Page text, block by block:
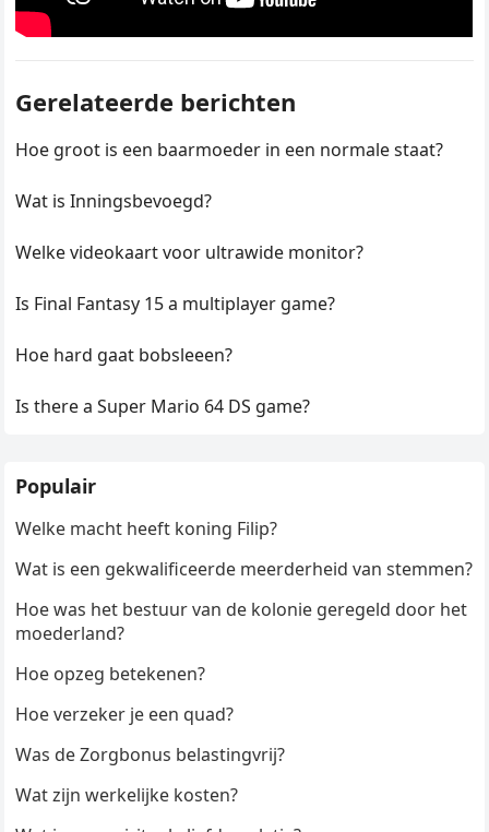
Gerelateerde berichten
Hoe groot is een baarmoeder in een normale staat?
Wat is Inningsbevoegd?
Welke videokaart voor ultrawide monitor?
Is Final Fantasy 15 a multiplayer game?
Hoe hard gaat bobsleeen?
Is there a Super Mario 64 DS game?
Populair
Welke macht heeft koning Filip?
Wat is een gekwalificeerde meerderheid van stemmen?
Hoe was het bestuur van de kolonie geregeld door het
moederland?
Hoe opzeg betekenen?
Hoe verzeker je een quad?
Was de Zorgbonus belastingvrij?
Wat zijn werkelijke kosten?